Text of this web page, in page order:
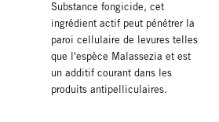
Substance fongicide, cet
ingrédient actif peut pénétrer la
paroi cellulaire de levures telles
que l'espèce Malassezia et est
un additif courant dans les
produits antipelliculaires.